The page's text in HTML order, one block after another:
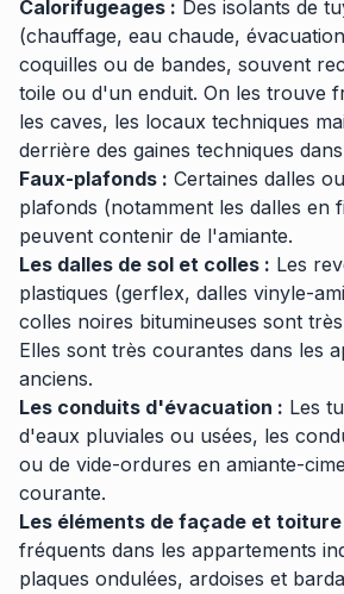
Calorifugeages : Des isolants de
(chauffage, eau chaude,
coquilles ou de bandes, souvent
toile ou d'un enduit. On les trouve
les caves, les locaux techniques
derrière des gaines techniques
Faux-plafonds : Certaines dalles
plafonds (notamment les dalles en
peuvent contenir de l'amiante.
Les dalles de sol et colles : Les
plastiques (gerflex, dalles vinyle-
colles noires bitumineuses sont
Elles sont très courantes dans les
anciens.
Les conduits d'évacuation : Les
d'eaux pluviales ou usées, les
ou de vide-ordures en amiante-
courante.
Les éléments de façade et toiture
fréquents dans les appartements
plaques ondulées, ardoises et